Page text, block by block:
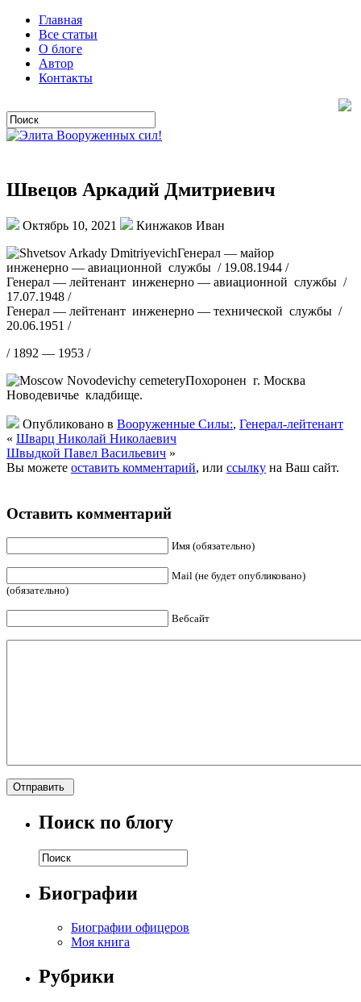
Главная
Все статьи
О блоге
Автор
Контакты
Швецов Аркадий Дмитриевич
Октябрь 10, 2021
Кинжаков Иван
Генерал — майор
инженерно — авиационной службы / 19.08.1944 /
Генерал — лейтенант инженерно — авиационной службы /
17.07.1948 /
Генерал — лейтенант инженерно — технической службы /
20.06.1951 /
/ 1892 — 1953 /
Похоронен г. Москва
Новодевичье кладбище.
Опубликовано в Вооруженные Силы:, Генерал-лейтенант
« Шварц Николай Николаевич
Швыдкой Павел Васильевич »
Вы можете оставить комментарий, или ссылку на Ваш сайт.
Оставить комментарий
Имя (обязательно)
Mail (не будет опубликовано)
(обязательно)
Вебсайт
Поиск по блогу
Биографии
Биографии офицеров
Моя книга
Рубрики